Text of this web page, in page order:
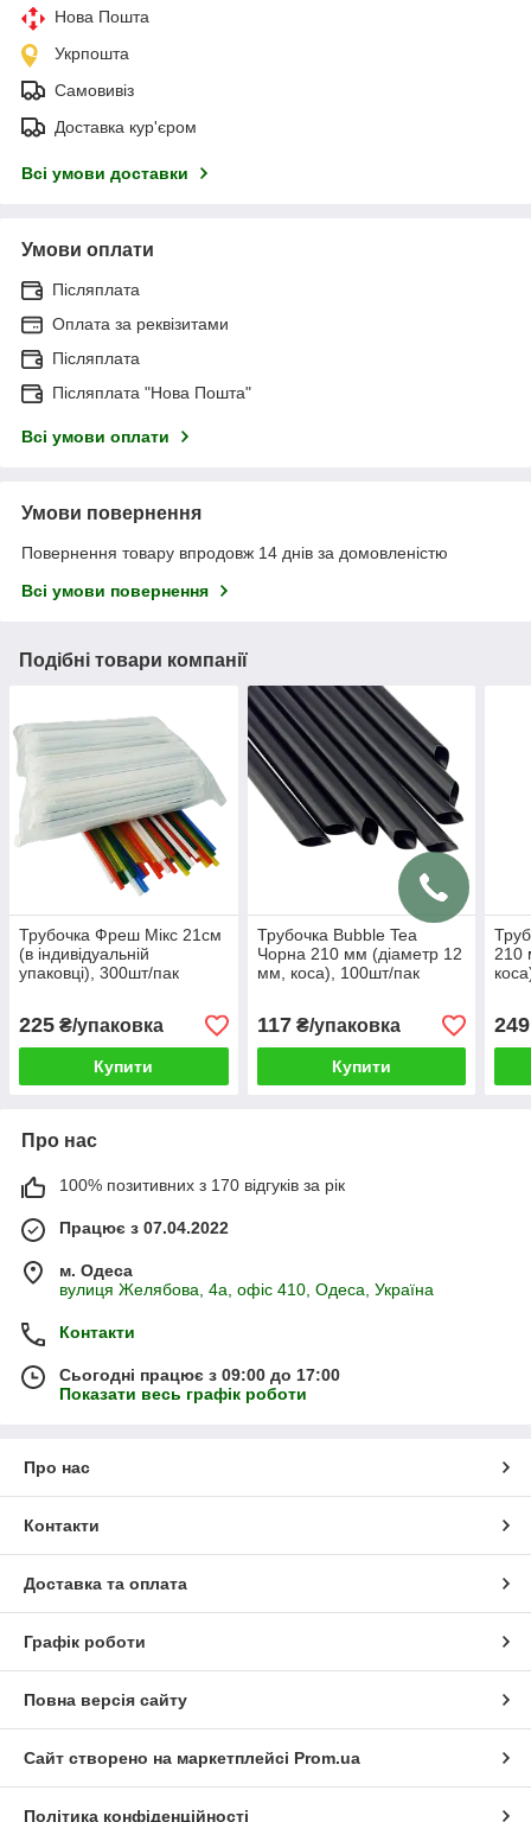
Нова Пошта
Укрпошта
Самовивіз
Доставка кур'єром
Всі умови доставки
Умови оплати
Післяплата
Оплата за реквізитами
Післяплата
Післяплата "Нова Пошта"
Всі умови оплати
Умови повернення
Повернення товару впродовж 14 днів за домовленістю
Всі умови повернення
Подібні товари компанії
Трубочка Фреш Мікс 21см
(в індивідуальній
упаковці), 300шт/пак
225 ₴/упаковка
Купити
Трубочка Bubble Tea
Чорна 210 мм (діаметр 12
мм, коса), 100шт/пак
117₴/упаковка
Купити
210
249
Про нас
100% позитивних з 170 відгуків за рік
Працює з 07.04.2022
м. Одеса
вулиця Желябова, 4а, офіс 410, Одеса, Україна
Контакти
Сьогодні працює з 09:00 до 17:00
Показати весь графік роботи
Про нас
Контакти
Доставка та оплата
Графік роботи
Повна версія сайту
Сайт створено на маркетплейсі Prom.ua
Політика конфіденційності